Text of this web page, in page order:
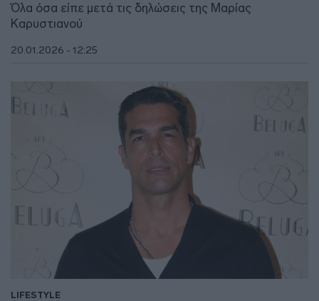
Όλα όσα είπε μετά τις δηλώσεις της Μαρίας
Καρυστιανού
20.01.2026 - 12:25
LIFESTYLE